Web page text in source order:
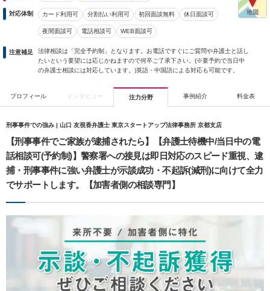
対応体制 カード利用可 分割払い利用可 初回面談無料 休日面談可
夜間面談可 電話相談可 WEB面談可
注意補足
法律相談は「完全予約制」となります。お電話ですぐにご質問や弁護士と話し
たいという要望には応じかねますので何卒ご了承下さい。(※要予約で当日中
の弁護士相談には対応しています。)英語・中国語による対応も可能です。
プロフィール インタビュー 注力分野 事例紹介 料金表
刑事事件での強み | 山口 友視香弁護士 東京スタートアップ法律事務所 京都支店
【刑事事件でご家族が逮捕されたら】【弁護士待機中/当日中の電
話相談可(予約制)】警察署への接見は即日対応のスピード重視、逮
捕・刑事事件に強い弁護士が示談成功・不起訴(減刑)に向けて全力
でサポートします。【加害者側の相談専門】